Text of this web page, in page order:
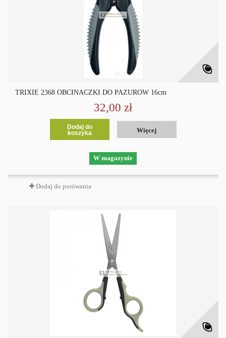
TRIXIE 2368 OBCINACZKI DO PAZURÓW 16cm
32,00 zł
Dodaj do
koszyka
Więcej
W magazynie
Dodaj do porówania